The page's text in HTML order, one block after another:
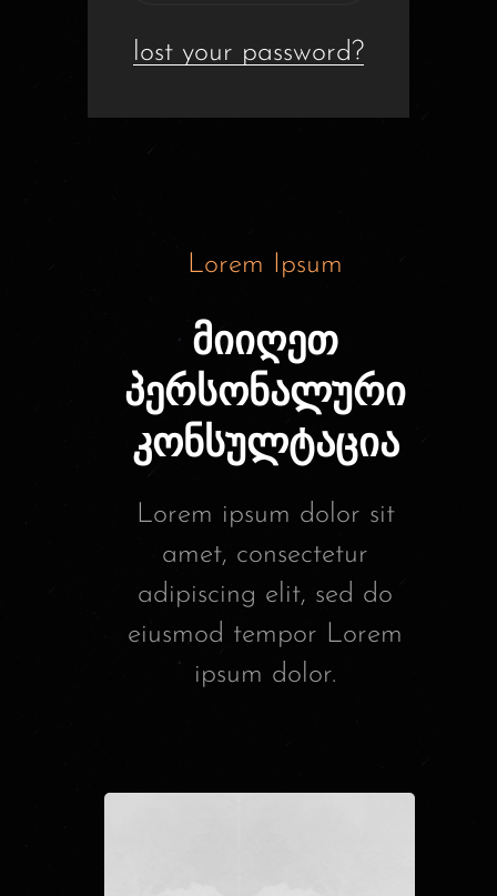
lost your password?
Lorem Ipsum
მიიღეთ
პერსონალური
კონსულტაცია
Lorem ipsum dolor sit
amet, consectetur
adipiscing elit, sed do
eiusmod tempor Lorem
ipsum dolor.